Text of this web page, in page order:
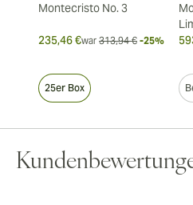
Montecristo No. 3
235,46 €war 313,94 € -25%
25er Box